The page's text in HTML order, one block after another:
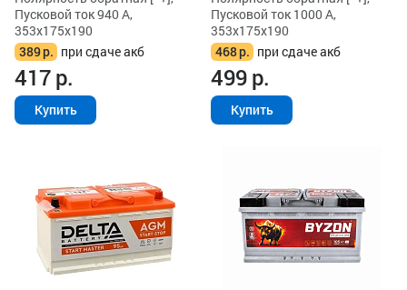
Пусковой ток 940 А,
353x175x190
389р. при сдаче акб
417р.
Купить
Пусковой ток 1000 А,
353x175x190
468р. при сдаче акб
499р.
Купить